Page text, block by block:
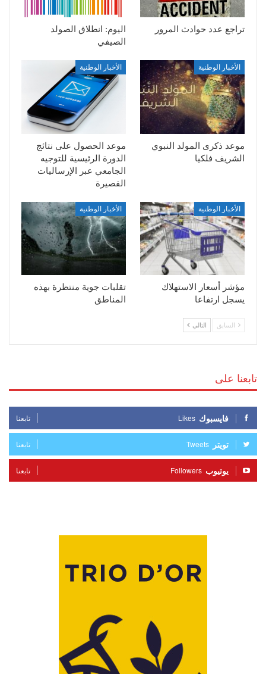
تراجع عدد حوادث المرور
اليوم: انطلاق الصولد
الصيفي
الأخبار الوطنية
موعد ذكرى المولد النبوي
الشريف فلكيا
الأخبار الوطنية
موعد الحصول على نتائج
الدورة الرئيسية للتوجيه
الجامعي عبر الإرساليات
القصيرة
الأخبار الوطنية
مؤشر أسعار الاستهلاك
يسجل ارتفاعا
الأخبار الوطنية
تقلبات جوية منتظرة بهذه
المناطق
السابق التالي
تابعنا على
فايسبوك Likes تابعنا
تويتر Tweets تابعنا
يوتيوب Followers تابعنا